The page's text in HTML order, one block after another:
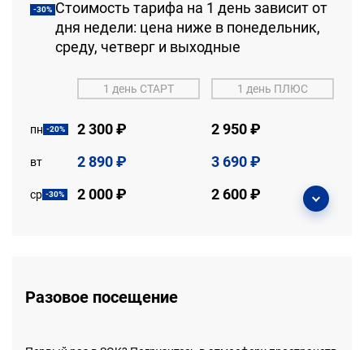
в поддержку
-30% Стоимость тарифа на 1 день зависит от
дня недели: цена ниже в понедельник,
среду, четверг и выходные
1 день СТАРТ 1 день ПЛЮС
пн -20% 2 300 ₽ 2 950 ₽
вт 2 890 ₽ 3 690 ₽
ср -30% 2 000 ₽ 2 600 ₽
Разовое посещение